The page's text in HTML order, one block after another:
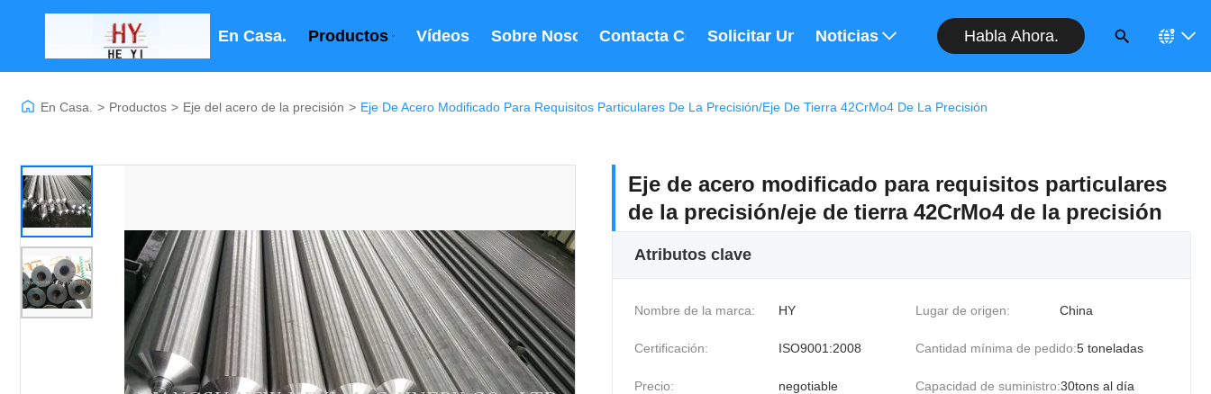
En Casa. Productos Vídeos Sobre NosotrosContacta Con NosotrosSolicitar Una Cotización
Noticias Habla Ahora.
En Casa. > Productos > Eje del acero de la precisión > Eje De Acero Modificado Para Requisitos Particulares De La Precisión/eje De Tierra 42CrMo4 De La Precisión
Eje de acero modificado para requisitos particulares
de la precisión/eje de tierra 42CrMo4 de la precisión
Atributos clave
Nombre de la marca: HY Lugar de origen: China
Certificación: ISO9001:2008 Cantidad mínima de pedido:5 toneladas
Precio: negotiable Capacidad de suministro:30tons al día